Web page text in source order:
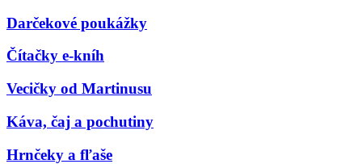
Darčekové poukážky
Čítačky e-kníh
Vecičky od Martinusu
Káva, čaj a pochutiny
Hrnčeky a fľaše